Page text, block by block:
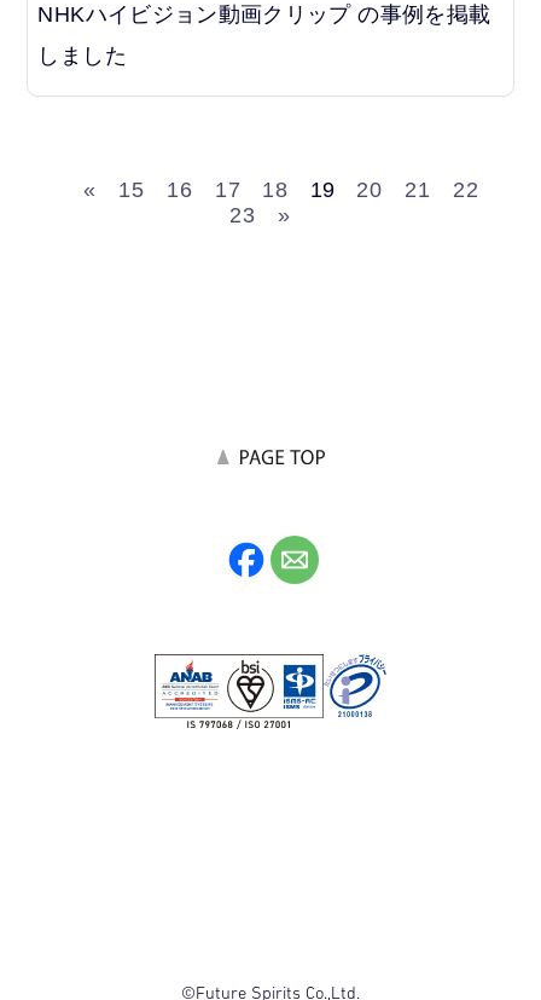
NHKハイビジョン動画クリップ の事例を掲載
しました
« 15 16 17 18 19 20 21
22
23
»
©Future Spirits Co.,Ltd.